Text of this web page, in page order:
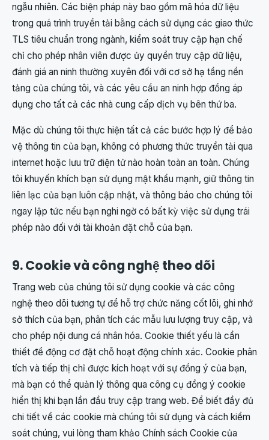
ngẫu nhiên. Các biện pháp này bao gồm mã hóa dữ liệu
trong quá trình truyền tải bằng cách sử dụng các giao thức
TLS tiêu chuẩn trong ngành, kiểm soát truy cập hạn chế
chỉ cho phép nhân viên được ủy quyền truy cập dữ liệu,
đánh giá an ninh thường xuyên đối với cơ sở hạ tầng nền
tảng của chúng tôi, và các yêu cầu an ninh hợp đồng áp
dụng cho tất cả các nhà cung cấp dịch vụ bên thứ ba.
Mặc dù chúng tôi thực hiện tất cả các bước hợp lý để bảo
vệ thông tin của bạn, không có phương thức truyền tải qua
internet hoặc lưu trữ điện tử nào hoàn toàn an toàn. Chúng
tôi khuyến khích bạn sử dụng mật khẩu mạnh, giữ thông tin
liên lạc của bạn luôn cập nhật, và thông báo cho chúng tôi
ngay lập tức nếu bạn nghi ngờ có bất kỳ việc sử dụng trái
phép nào đối với tài khoản đặt chỗ của bạn.
9. Cookie và công nghệ theo dõi
Trang web của chúng tôi sử dụng cookie và các công
nghệ theo dõi tương tự để hỗ trợ chức năng cốt lõi, ghi nhớ
sở thích của bạn, phân tích các mẫu lưu lượng truy cập, và
cho phép nội dung cá nhân hóa. Cookie thiết yếu là cần
thiết để động cơ đặt chỗ hoạt động chính xác. Cookie phân
tích và tiếp thị chỉ được kích hoạt với sự đồng ý của bạn,
mà bạn có thể quản lý thông qua công cụ đồng ý cookie
hiển thị khi bạn lần đầu truy cập trang web. Để biết đầy đủ
chi tiết về các cookie mà chúng tôi sử dụng và cách kiểm
soát chúng, vui lòng tham khảo Chính sách Cookie của